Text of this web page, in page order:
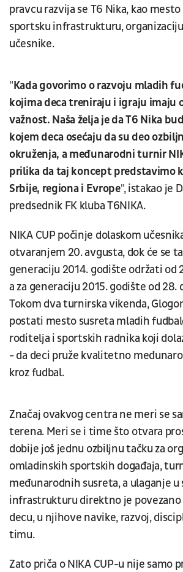
pravcu razvija se T6 Nika, kao mesto
sportsku infrastrukturu,
učesnike.
"Kada govorimo o razvoju mladih
kojima deca treniraju i igraju imaju
važnost. Naša želja je da T6 Nika
kojem deca osećaju da su deo
okruženja, a međunarodni turnir
prilika da taj koncept predstavimo
Srbije, regiona i Evrope", istakao je
predsednik FK kluba T6NIKA.
NIKA CUP počinje dolaskom
otvaranjem 20. avgusta, dok će se
generaciju 2014. godište održati od
a za generaciju 2015. godište od 28.
Tokom dva turnirska vikenda,
postati mesto susreta mladih
roditelja i sportskih radnika koji
- da deci pruže kvalitetno
kroz fudbal.
Značaj ovakvog centra ne meri se
terena. Meri se i time što otvara
dobije još jednu ozbiljnu tačku za
omladinskih sportskih događaja,
međunarodnih susreta, a ulaganje u
infrastrukturu direktno je povezano
decu, u njihove navike, razvoj,
timu.
Zato priča o NIKA CUP-u nije samo